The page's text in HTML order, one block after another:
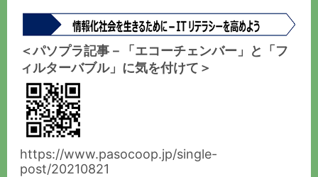
＜パソプラ記事－「エコーチェンバー」と「フ
ィルターバブル」に気を付けて＞
https://www.pasocoop.jp/single-
post/20210821